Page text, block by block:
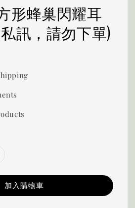
形蜂巢閃耀耳
訊，請勿下單)
加入購物車